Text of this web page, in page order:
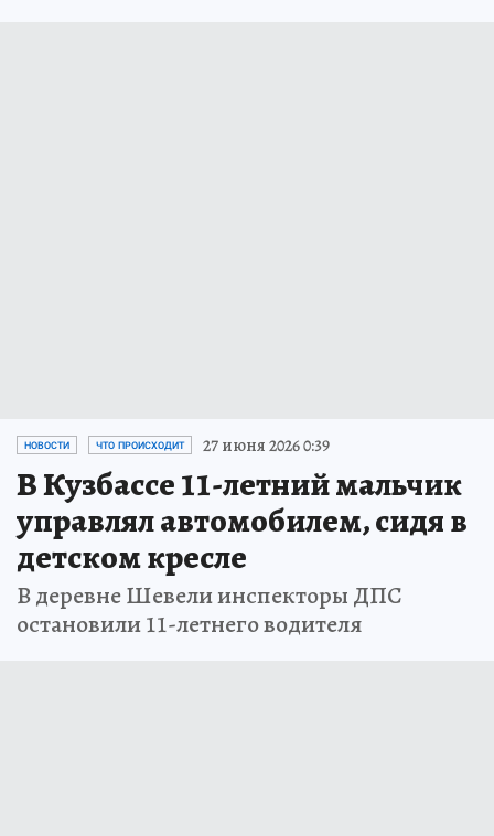
НОВОСТИ ЧТО ПРОИСХОДИТ 27 июня 2026 0:39
В Кузбассе 11-летний мальчик
управлял автомобилем, сидя в
детском кресле
В деревне Шевели инспекторы ДПС
остановили 11-летнего водителя